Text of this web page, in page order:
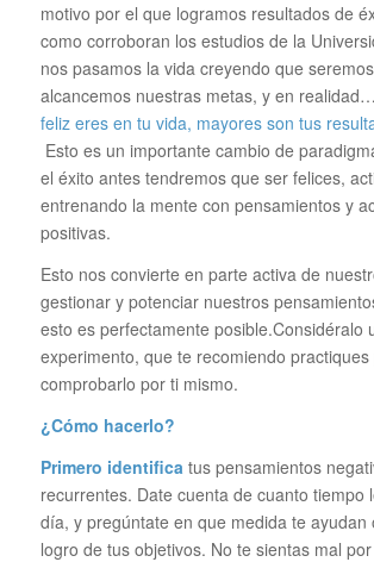
motivo por el que logramos resultados de
como corroboran los estudios de la
nos pasamos la vida creyendo que
alcancemos nuestras metas, y en
feliz eres en tu vida, mayores son tus
Esto es un importante cambio de
el éxito antes tendremos que ser felices,
entrenando la mente con pensamientos y
positivas.
Esto nos convierte en parte activa de
gestionar y potenciar nuestros
esto es perfectamente posible.Considéralo
experimento, que te recomiendo practiques
comprobarlo por ti mismo.
¿Cómo hacerlo?
Primero identifica tus pensamientos
recurrentes. Date cuenta de cuanto tiempo
día, y pregúntate en que medida te ayudan
logro de tus objetivos. No te sientas mal